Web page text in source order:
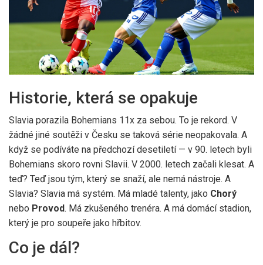
Historie, která se opakuje
Slavia porazila Bohemians 11x za sebou. To je rekord. V
žádné jiné soutěži v Česku se taková série neopakovala. A
když se podíváte na předchozí desetiletí — v 90. letech byli
Bohemians skoro rovni Slavii. V 2000. letech začali klesat. A
teď? Teď jsou tým, který se snaží, ale nemá nástroje. A
Slavia? Slavia má systém. Má mladé talenty, jako Chorý
nebo Provod. Má zkušeného trenéra. A má domácí stadion,
který je pro soupeře jako hřbitov.
Co je dál?